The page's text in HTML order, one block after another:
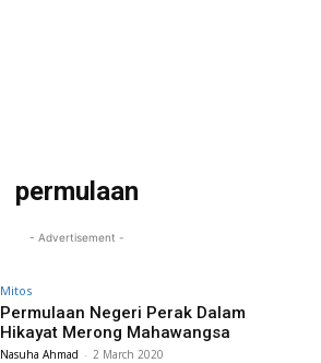
permulaan
- Advertisement -
Mitos
Permulaan Negeri Perak Dalam
Hikayat Merong Mahawangsa
Nasuha Ahmad - 2 March 2020